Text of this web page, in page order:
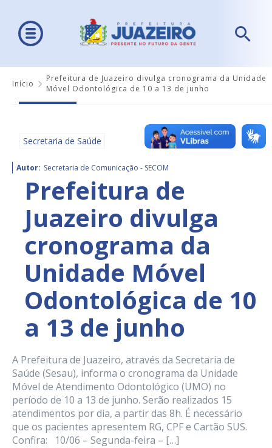
Início
Prefeitura de Juazeiro divulga cronograma da Unidade
Móvel Odontológica de 10 a 13 de junho
Secretaria de Saúde
Autor: Secretaria de Comunicação - SECOM
Prefeitura de
Juazeiro divulga
cronograma da
Unidade Móvel
Odontológica de 10
a 13 de junho
A Prefeitura de Juazeiro, através da Secretaria de
Saúde (Sesau), informa o cronograma da Unidade
Móvel de Atendimento Odontológico (UMO) no
período de 10 a 13 de junho. Serão realizados 15
atendimentos por dia, a partir das 8h. É necessário
que os pacientes apresentem RG, CPF e Cartão SUS.
Confira: 10/06 – Segunda-feira – […]